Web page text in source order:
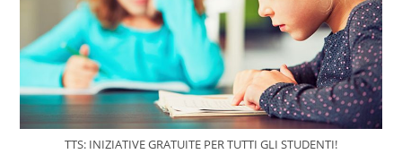
TTS: INIZIATIVE GRATUITE PER TUTTI GLI STUDENTI!